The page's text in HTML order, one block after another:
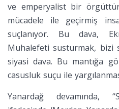
ve emperyalist bir örgüttür.
mücadele ile geçirmiş
suçlanıyor. Bu dava,
Muhalefeti susturmak, bizi
siyasi dava. Bu mantığa
casusluk suçu ile
Yanardağ devamında,